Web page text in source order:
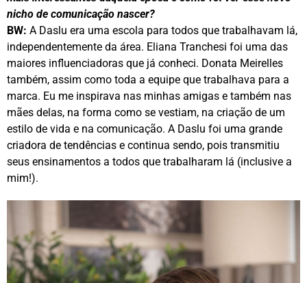
nicho de comunicação nascer?
BW: A Daslu era uma escola para todos que trabalhavam lá,
independentemente da área. Eliana Tranchesi foi uma das
maiores influenciadoras que já conheci. Donata Meirelles
também, assim como toda a equipe que trabalhava para a
marca. Eu me inspirava nas minhas amigas e também nas
mães delas, na forma como se vestiam, na criação de um
estilo de vida e na comunicação. A Daslu foi uma grande
criadora de tendências e continua sendo, pois transmitiu
seus ensinamentos a todos que trabalharam lá (inclusive a
mim!).